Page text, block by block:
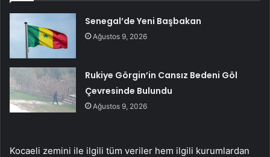
Senegal’de Yeni Başbakan
Ağustos 9, 2026
Rukiye Görgin’in Cansız Bedeni Göl
Çevresinde Bulundu
Ağustos 9, 2026
Kocaeli zemini ile ilgili tüm veriler hem ilgili kurumlardan